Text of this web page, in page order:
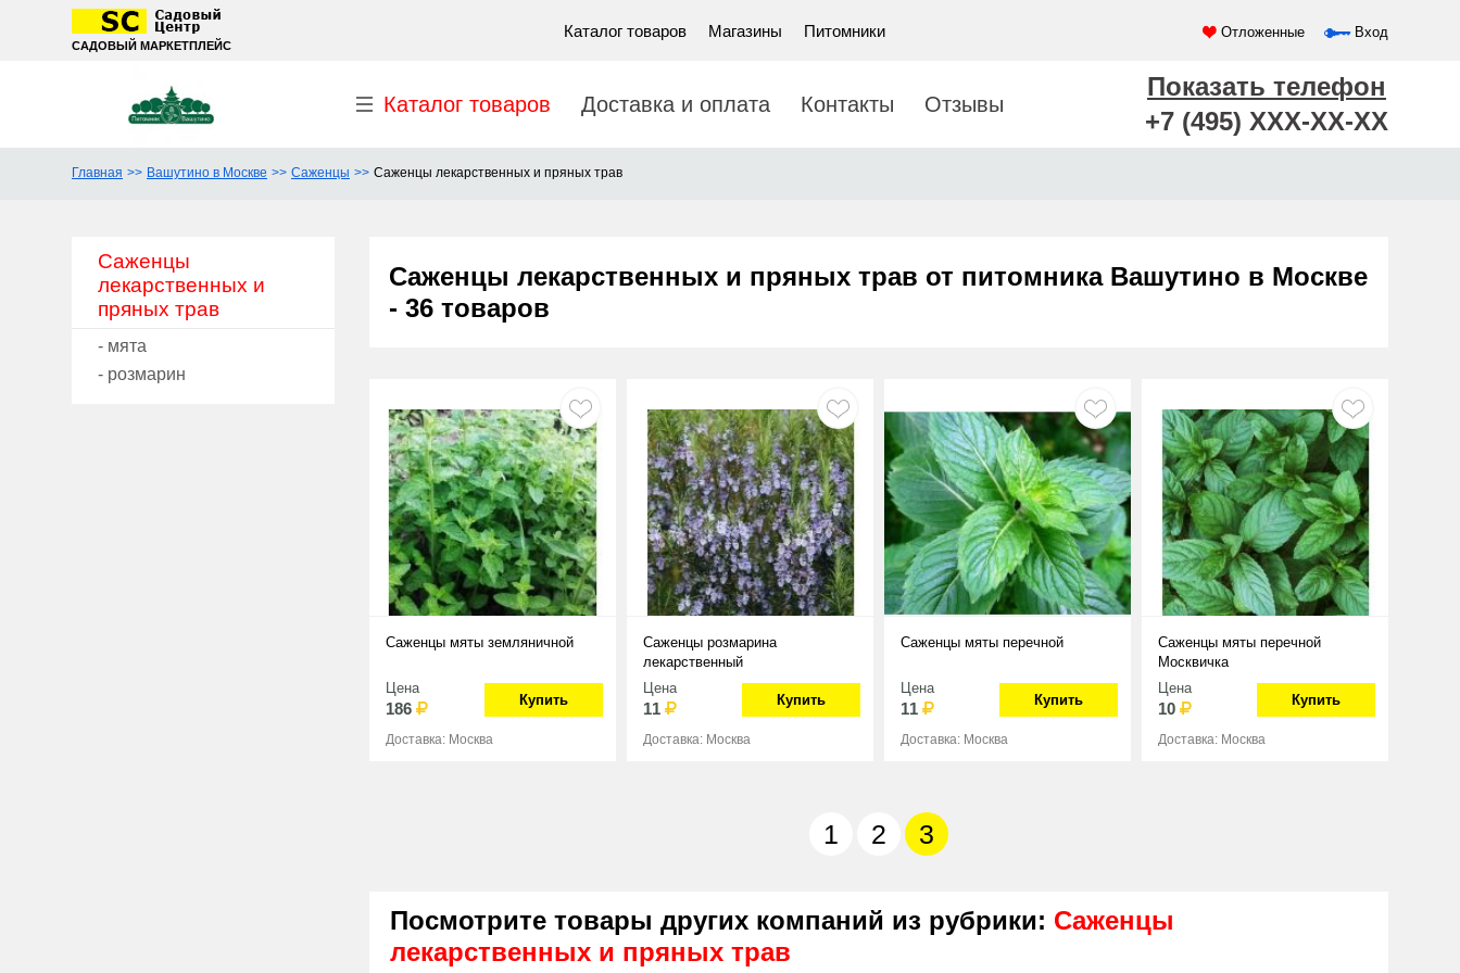
САДОВЫЙ МАРКЕТПЛЕЙС
Каталог товаров Магазины Питомники Отложенные Вход
Каталог товаров Доставка и оплата Контакты Отзывы
Показать телефон
+7 (495) XXX-XX-XX
Главная Вашутино в Москве Саженцы Саженцы лекарственных и пряных трав
Саженцы
лекарственных и
пряных трав
- мята
- розмарин
Саженцы лекарственных и пряных трав от питомника Вашутино в Москве
- 36 товаров
Саженцы мяты земляничной
Цена
186 Купить
Доставка: Москва
Саженцы розмарина
лекарственный
Цена
11 Купить
Доставка: Москва
Саженцы мяты перечной
Цена
11 Купить
Доставка: Москва
Саженцы мяты перечной
Москвичка
Цена
10 Купить
Доставка: Москва
1 2 3
Посмотрите товары других компаний из рубрики: Саженцы
лекарственных и пряных трав